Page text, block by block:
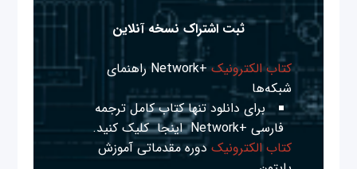
ثبت اشتراک نسخه آنلاین
کتاب الکترونیک
+Network راهنمای
شبکه‌ها
برای دانلود تنها کتاب کامل ترجمه
فارسی +Network
اینجا کلیک کنید.
کتاب الکترونیک دوره مقدماتی آموزش